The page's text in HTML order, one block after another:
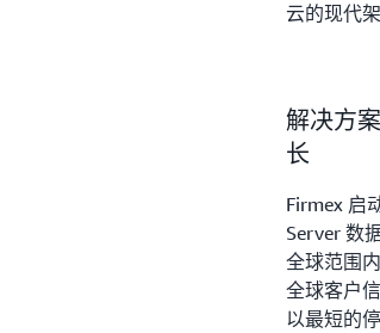
云的现代
解决方
长
Firmex 启
Server 数
全球范围
全球客户
以最短的